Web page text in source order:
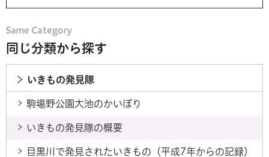
同じ分類から探す
いきもの発見隊
駒場野公園大池のかいぼり
いきもの発見隊の概要
目黒川で発見されたいきもの（平成7年からの記録）